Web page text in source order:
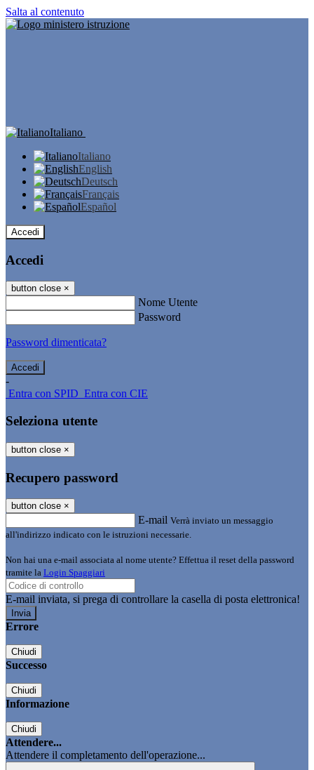
Salta al contenuto
Italiano
Italiano
English
Deutsch
Français
Español
Accedi
Accedi
button close ×
Nome Utente
Password
Password dimenticata?
-
Entra con SPID Entra con CIE
Seleziona utente
button close ×
Recupero password
button close ×
E-mail Verrà inviato un messaggio
all'indirizzo indicato con le istruzioni necessarie.
Non hai una e-mail associata al nome utente? Effettua il reset della password
tramite la Login Spaggiari
E-mail inviata, si prega di controllare la casella di posta elettronica!
Errore
Chiudi
Successo
Chiudi
Informazione
Chiudi
Attendere...
Attendere il completamento dell'operazione...